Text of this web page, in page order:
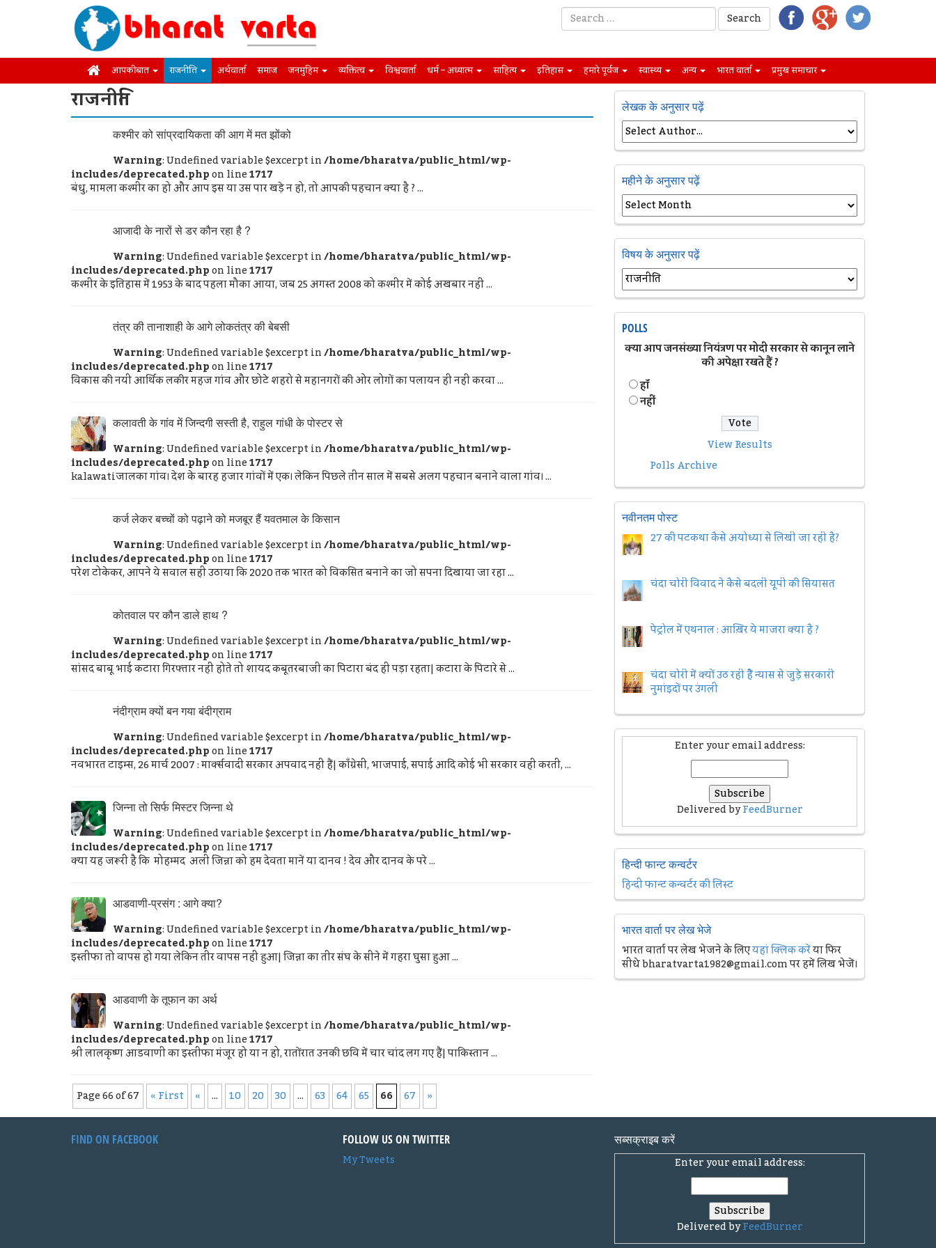
आपकी बात राजनीति अर्थवार्ता समाज जनमुहिम व्यक्तित्व विश्ववार्ता धर्म – अध्यात्म साहित्य इतिहास हमारे पूर्वज स्वास्थ्य अन्य भारत वार्ता प्रमुख समाचार
राजनीति
कश्मीर को सांप्रदायिकता की आग में मत झोंको
Warning: Undefined variable $excerpt in/home/bharatva/public_html/wp-
includes/deprecated.phpon line1717
बंधु, मामला कश्मीर का हो और आप इस या उस पार खड़े न हो, तो आपकी पहचान क्या है ? ...
आजादी के नारों से डर कौन रहा है ?
Warning: Undefined variable $excerpt in/home/bharatva/public_html/wp-
includes/deprecated.phpon line1717
कश्मीर के इतिहास में 1953 के बाद पहला मौका आया, जब 25 अगस्त 2008 को कश्मीर में कोई अखबार नहीं ...
तंत्र की तानाशाही के आगे लोकतंत्र की बेबसी
Warning: Undefined variable $excerpt in/home/bharatva/public_html/wp-
includes/deprecated.phpon line1717
विकास की नयी आर्थिक लकीर महज गांव और छोटे शहरो से महानगरों की ओर लोगों का पलायन ही नही करवा ...
कलावती के गांव में जिन्दगी सस्ती है, राहुल गांधी के पोस्टर से
Warning: Undefined variable $excerpt in/home/bharatva/public_html/wp-
includes/deprecated.phpon line1717
kalawatiजालका गांव। देश के बारह हजार गांवों में एक। लेकिन पिछले तीन साल में सबसे अलग पहचान बनाने वाला गांव। ...
कर्ज लेकर बच्चों को पढ़ाने को मजबूर हैं यवतमाल के किसान
Warning: Undefined variable $excerpt in/home/bharatva/public_html/wp-
includes/deprecated.phpon line1717
परेश टोकेकर, आपने ये सवाल सही उठाया कि 2020 तक भारत को विकसित बनाने का जो सपना दिखाया जा रहा ...
कोतवाल पर कौन डाले हाथ ?
Warning: Undefined variable $excerpt in/home/bharatva/public_html/wp-
includes/deprecated.phpon line1717
सांसद बाबू भाई कटारा गिरफ्तार नहीं होते तो शायद कबूतरबाजी का पिटारा बंद ही पड़ा रहता| कटारा के पिटारे से ...
नंदीग्राम क्यों बन गया बंदीग्राम
Warning: Undefined variable $excerpt in/home/bharatva/public_html/wp-
includes/deprecated.phpon line1717
नवभारत टाइम्स, 26 मार्च 2007 : मार्क्सवादी सरकार अपवाद नहीं हैं| काँग्रेसी, भाजपाई, सपाई आदि कोई भी सरकार वही करती, ...
जिन्ना तो सिर्फ मिस्टर जिन्ना थे
Warning: Undefined variable $excerpt in/home/bharatva/public_html/wp-
includes/deprecated.phpon line1717
क्या यह जरूरी है कि मोहम्मद अली जिन्ना को हम देवता मानें या दानव ! देव और दानव के परे ...
आडवाणी-प्रसंग : आगे क्या?
Warning: Undefined variable $excerpt in/home/bharatva/public_html/wp-
includes/deprecated.phpon line1717
इस्तीफा तो वापस हो गया लेकिन तीर वापस नहीं हुआ| जिन्ना का तीर संघ के सीने में गहरा घुसा हुआ ...
आडवाणी के तूफान का अर्थ
Warning: Undefined variable $excerpt in/home/bharatva/public_html/wp-
includes/deprecated.phpon line1717
श्री लालकृष्ण आडवाणी का इस्तीफा मंजूर हो या न हो, रातोंरात उनकी छवि में चार चांद लग गए हैं| पाकिस्तान ...
Page 66 of 67 « First « ... 10 20 30 ... 63 64 65 66 67 »
लेखक के अनुसार पढ़ें
महीने के अनुसार पढ़ें
विषय के अनुसार पढ़ें
POLLS
क्या आप जनसंख्या नियंत्रण पर मोदी सरकार से कानून लाने
की अपेक्षा रखते हैं ?
हॉं
नहीं
View Results
Polls Archive
नवीनतम पोस्ट
27 की पटकथा कैसे अयोध्या से लिखी जा रही है?
चंदा चोरी विवाद ने कैसे बदली यूपी की सियासत
पेट्रोल में एथनाल : आख़िर ये माजरा क्या है ?
चंदा चोरी में क्यों उठ रही हैैं न्यास से जुड़े सरकारी
नुमांइदों पर उंगली
Enter your email address:
Delivered byFeedBurner
हिन्दी फान्ट कन्वर्टर
हिन्दी फान्ट कन्वर्टर की लिस्ट
भारत वार्ता पर लेख भेजे
भारत वार्ता पर लेख भेजने के लिएयहां क्लिक करेंया फिर
सीधे bharatvarta1982@gmail.com पर हमें लिख भेजें।
FIND ON FACEBOOK FOLLOW US ON TWITTER
My Tweets
सब्सक्राइब करें
Enter your email address:
Delivered byFeedBurner